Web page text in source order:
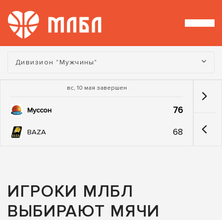
Турнир:
Дивизион "Мужчины"
вс, 10 мая завершен
Муссон 76
BAZA 68
ИГРОКИ МЛБЛ
ВЫБИРАЮТ МЯЧИ